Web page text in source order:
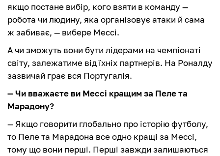
якщо постане вибір, кого взяти в команду —
робота чи людину, яка організовує атаки й сама
ж забиває, — вибере Мессі.
А чи зможуть вони бути лідерами на чемпіонаті
світу, залежатиме від їхніх партнерів. На Роналду
зазвичай грає вся Португалія.
— Чи вважаєте ви Мессі кращим за Пеле та
Марадону?
— Якщо говорити глобально про історію футболу,
то Пеле та Марадона все одно кращі за Мессі,
тому що вони перші. Перші завжди залишаються